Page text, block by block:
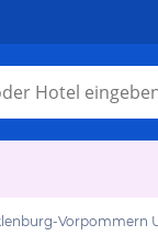
Vorpommern